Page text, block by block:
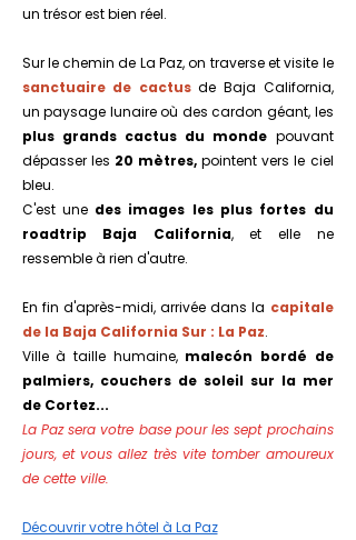
un trésor est bien réel.
Sur le chemin de La Paz, on traverse et visite le
sanctuaire de cactusde Baja California,
un paysage lunaire où des cardon géant, les
plus grands cactus du monde pouvant
dépasser les 20 mètres,pointent vers le ciel
bleu.
C'est une des images les plus fortes du
roadtrip Baja California, et elle ne
ressemble à rien d'autre.
En fin d'après-midi, arrivée dans la capitale
de la Baja California Sur : La Paz.
Ville à taille humaine, malecón bordé de
palmiers, couchers de soleil sur la mer
de Cortez...
La Paz sera votre base pour les sept prochains
jours, et vous allez très vite tomber amoureux
de cette ville.
Découvrir votre hôtel à La Paz